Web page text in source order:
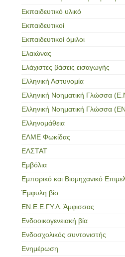
Εκπαιδευτικό υλικό
Εκπαιδευτικοί
Εκπαιδευτικοί όμιλοι
Ελαιώνας
Ελάχιστες βάσεις εισαγωγής
Ελληνική Αστυνομία
Ελληνική Νοηματική Γλώσσα
Ελληνική Νοηματική Γλώσσα
Ελληνομάθεια
ΕΛΜΕ Φωκίδας
ΕΛΣΤΑΤ
Εμβόλια
Εμπορικό και Βιομηχανικό
Έμφυλη βίσ
ΕΝ.Ε.Ε.ΓΥ.Λ. Άμφισσας
Ενδοοικογενειακή βία
Ενδοσχολικός συντονιστής
Ενημέρωση